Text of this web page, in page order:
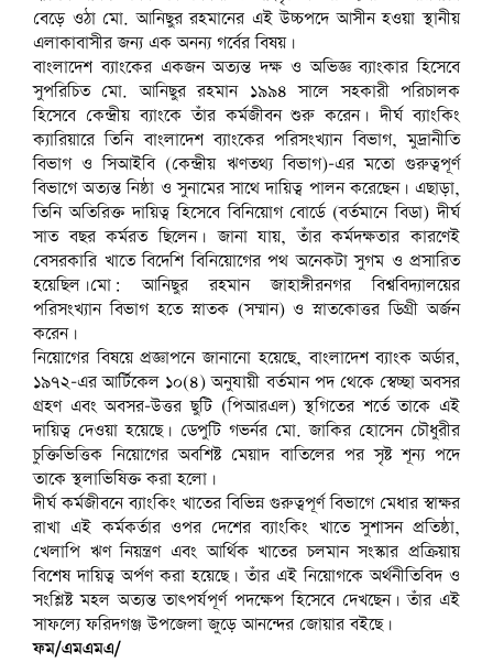
বেড়ে ওঠা মো. আনিছুর রহমানের এই উচ্চপদে আসীন হওয়া স্থানীয়
এলাকাবাসীর জন্য এক অনন্য গর্বের বিষয়।
বাংলাদেশ ব্যাংকের একজন অত্যন্ত দক্ষ ও অভিজ্ঞ ব্যাংকার হিসেবে
সুপরিচিত মো. আনিছুর রহমান ১৯৯৪ সালে সহকারী পরিচালক
হিসেবে কেন্দ্রীয় ব্যাংকে তাঁর কর্মজীবন শুরু করেন। দীর্ঘ ব্যাংকিং
ক্যারিয়ারে তিনি বাংলাদেশ ব্যাংকের পরিসংখ্যান বিভাগ, মুদ্রানীতি
বিভাগ ও সিআইবি (কেন্দ্রীয় ঋণতথ্য বিভাগ)-এর মতো গুরুত্বপূর্ণ
বিভাগে অত্যন্ত নিষ্ঠা ও সুনামের সাথে দায়িত্ব পালন করেছেন। এছাড়া,
তিনি অতিরিক্ত দায়িত্ব হিসেবে বিনিয়োগ বোর্ডে (বর্তমানে বিডা) দীর্ঘ
সাত বছর কর্মরত ছিলেন। জানা যায়, তাঁর কর্মদক্ষতার কারণেই
বেসরকারি খাতে বিদেশি বিনিয়োগের পথ অনেকটা সুগম ও প্রসারিত
হয়েছিল।মো: আনিছুর রহমান জাহাঙ্গীরনগর বিশ্ববিদ্যালয়ের
পরিসংখ্যান বিভাগ হতে স্নাতক (সম্মান) ও স্নাতকোত্তর ডিগ্রী অর্জন
করেন।
নিয়োগের বিষয়ে প্রজ্ঞাপনে জানানো হয়েছে, বাংলাদেশ ব্যাংক অর্ডার,
১৯৭২-এর আর্টিকেল ১০(৪) অনুযায়ী বর্তমান পদ থেকে স্বেচ্ছা অবসর
গ্রহণ এবং অবসর-উত্তর ছুটি (পিআরএল) স্থগিতের শর্তে তাকে এই
দায়িত্ব দেওয়া হয়েছে। ডেপুটি গভর্নর মো. জাকির হোসেন চৌধুরীর
চুক্তিভিত্তিক নিয়োগের অবশিষ্ট মেয়াদ বাতিলের পর সৃষ্ট শূন্য পদে
তাকে স্থলাভিষিক্ত করা হলো।
দীর্ঘ কর্মজীবনে ব্যাংকিং খাতের বিভিন্ন গুরুত্বপূর্ণ বিভাগে মেধার স্বাক্ষর
রাখা এই কর্মকর্তার ওপর দেশের ব্যাংকিং খাতে সুশাসন প্রতিষ্ঠা,
খেলাপি ঋণ নিয়ন্ত্রণ এবং আর্থিক খাতের চলমান সংস্কার প্রক্রিয়ায়
বিশেষ দায়িত্ব অর্পণ করা হয়েছে। তাঁর এই নিয়োগকে অর্থনীতিবিদ ও
সংশ্লিষ্ট মহল অত্যন্ত তাৎপর্যপূর্ণ পদক্ষেপ হিসেবে দেখছেন। তাঁর এই
সাফল্যে ফরিদগঞ্জ উপজেলা জুড়ে আনন্দের জোয়ার বইছে।
ফম/এমএমএ/